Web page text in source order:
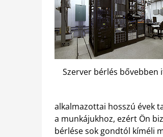
Szerver bérlés bővebben
alkalmazottai hosszú évek
a munkájukhoz, ezért Ön
bérlése sok gondtól kíméli